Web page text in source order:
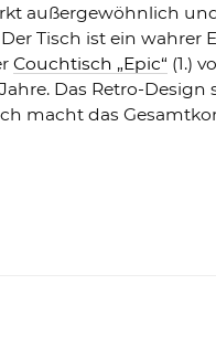
außergewöhnlich
Tisch ist ein wahrer
Couchtisch „Epic“ (1.)
Das Retro-Design
macht das